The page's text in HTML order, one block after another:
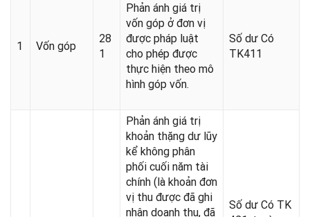
1 Vốn góp
28
1
Phản ánh giá trị
vốn góp ở đơn vị
được pháp luật
cho phép được
thực hiện theo mô
hình góp vốn.
Số dư Có
TK411
Phản ánh giá trị
khoản thặng dư lũy
kể không phân
phối cuối năm tài
chính (là khoản đơn
vị thu được đã ghi
nhận doanh thu, đã
Số dư Có TK